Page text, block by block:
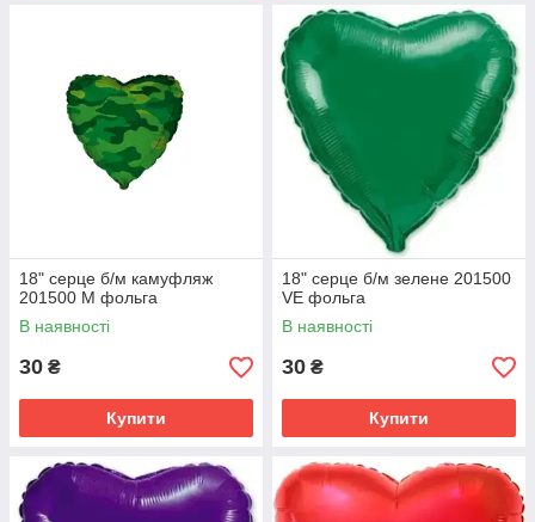
18" серце б/м камуфляж
201500 M фольга
В наявності
30 ₴
Купити
18" серце б/м зелене 201500
VE фольга
В наявності
30 ₴
Купити